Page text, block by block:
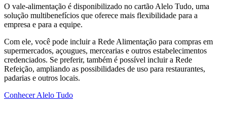
O vale-alimentação é disponibilizado no cartão Alelo Tudo, uma
solução multibenefícios que oferece mais flexibilidade para a
empresa e para a equipe.
Com ele, você pode incluir a Rede Alimentação para compras em
supermercados, açougues, mercearias e outros estabelecimentos
credenciados. Se preferir, também é possível incluir a Rede
Refeição, ampliando as possibilidades de uso para restaurantes,
padarias e outros locais.
Conhecer Alelo Tudo